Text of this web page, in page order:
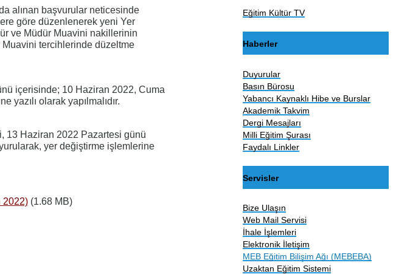
alınan başvurular neticesinde
göre düzenlenerek yeni Yer
ve Müdür Muavini nakillerinin
Muavini tercihlerinde düzeltme
içerisinde; 10 Haziran 2022, Cuma
olarak yapılmalıdır.
13 Haziran 2022 Pazartesi günü
yer değiştirme işlemlerine
2022) (1.68 MB)
Eğitim Kültür TV
Haberler
Duyurular
Basın Bürosu
Yabancı Kaynaklı Hibe ve Burslar
Akademik Takvim
Dergi Mesajları
Milli Eğitim Şurası
Faydalı Linkler
Servisler
Bize Ulaşın
Web Mail Servisi
İhale İşlemleri
Elektronik İletişim
MEB Eğitim Bilişim Ağı (MEBEBA)
Uzaktan Eğitim Sistemi